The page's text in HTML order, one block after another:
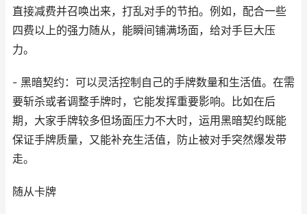
直接减费并召唤出来，打乱对手的节拍。例如，配合一些
四费以上的强力随从，能瞬间铺满场面，给对手巨大压
力。
- 黑暗契约：可以灵活控制自己的手牌数量和生活值。在需
要斩杀或者调整手牌时，它能发挥重要影响。比如在后
期，大家手牌较多但场面压力不大时，运用黑暗契约既能
保证手牌质量，又能补充生活值，防止被对手突然爆发带
走。
随从卡牌